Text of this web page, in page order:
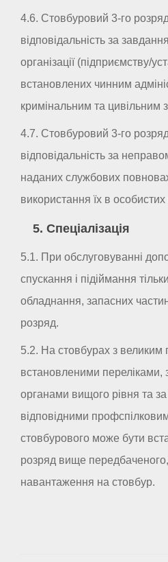
4.6. Стовбуровий 3-го
відповідальність за
організації (підприємству/
встановлених чинним
кримінальним та цивільним
4.7. Стовбуровий 3-го
відповідальність за
наданих службових
використання їх в особистих
5. Спеціалізація
5.1. При обслуговуванні
спускання і підіймання
обладнання, запасних
розряд.
5.2. На стовбурах з
встановленими переліками,
органами вищого рівня та
відповідними
стовбурового може бути
розряд вище
навантаження на стовбур.